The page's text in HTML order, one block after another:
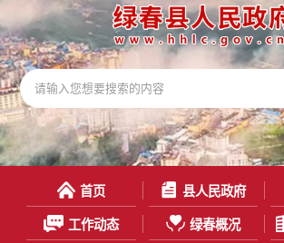
首页 县人民政府
工作动态 绿春概况